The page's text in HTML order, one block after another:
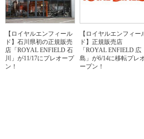
【ロイヤルエンフィール
ド】石川県初の正規販売
店「ROYAL ENFIELD 石
川」が11/17にプレオープ
ン！
【ロイヤルエンフィー
ド】正規販売店
「ROYAL ENFIELD 広
島」が6/14に移転プレ
ープン！